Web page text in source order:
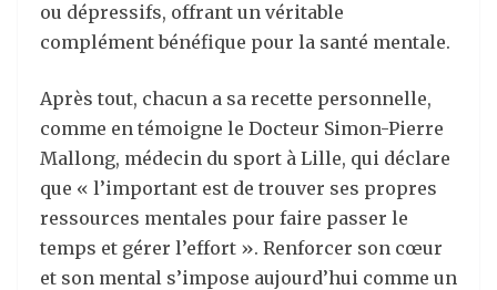
ou dépressifs, offrant un véritable
complément bénéfique pour la santé mentale.
Après tout, chacun a sa recette personnelle,
comme en témoigne le Docteur Simon-Pierre
Mallong, médecin du sport à Lille, qui déclare
que « l’important est de trouver ses propres
ressources mentales pour faire passer le
temps et gérer l’effort ». Renforcer son cœur
et son mental s’impose aujourd’hui comme un